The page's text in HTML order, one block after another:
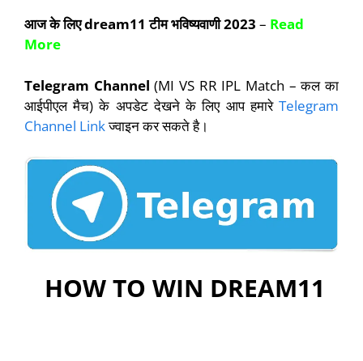
आज के लिएdream11टीम भविष्यवाणी2023 – Read
More
Telegram Channel(MI VS RR IPL Match – कल का
आईपीएल मैच) के अपडेट देखने के लिए आप हमारे Telegram
Channel Linkज्वाइन कर सकते है।
HOW TO WIN DREAM11